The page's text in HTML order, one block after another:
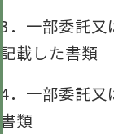
3．一部委託
記載した書類
4．一部委託
書類